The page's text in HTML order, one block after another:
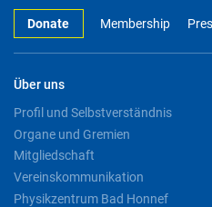
Donate Membership
Über uns
Profil und Selbstverständnis
Organe und Gremien
Mitgliedschaft
Vereinskommunikation
Physikzentrum Bad Honnef